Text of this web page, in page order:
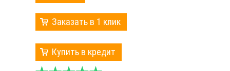
Заказать в 1 клик
Купить в кредит